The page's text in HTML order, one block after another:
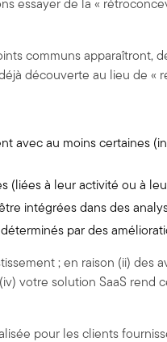
essayer de la «
communs apparaîtront,
découverte au lieu de «
avec au moins certaines
(liées à leur activité ou à
intégrées dans des
par des
; en raison (ii) des
votre solution SaaS rend
pour les clients